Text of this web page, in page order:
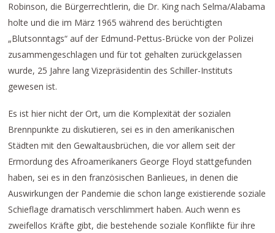
Robinson, die Bürgerrechtlerin, die Dr. King nach Selma/Alabama
holte und die im März 1965 während des berüchtigten
„Blutsonntags“ auf der Edmund-Pettus-Brücke von der Polizei
zusammengeschlagen und für tot gehalten zurückgelassen
wurde, 25 Jahre lang Vizepräsidentin des Schiller-Instituts
gewesen ist.
Es ist hier nicht der Ort, um die Komplexität der sozialen
Brennpunkte zu diskutieren, sei es in den amerikanischen
Städten mit den Gewaltausbrüchen, die vor allem seit der
Ermordung des Afroamerikaners George Floyd stattgefunden
haben, sei es in den französischen Banlieues, in denen die
Auswirkungen der Pandemie die schon lange existierende soziale
Schieflage dramatisch verschlimmert haben. Auch wenn es
zweifellos Kräfte gibt, die bestehende soziale Konflikte für ihre